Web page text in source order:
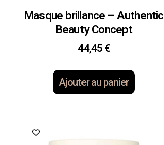
Masque brillance – Authentic
Beauty Concept
44,45 €
Ajouter au panier